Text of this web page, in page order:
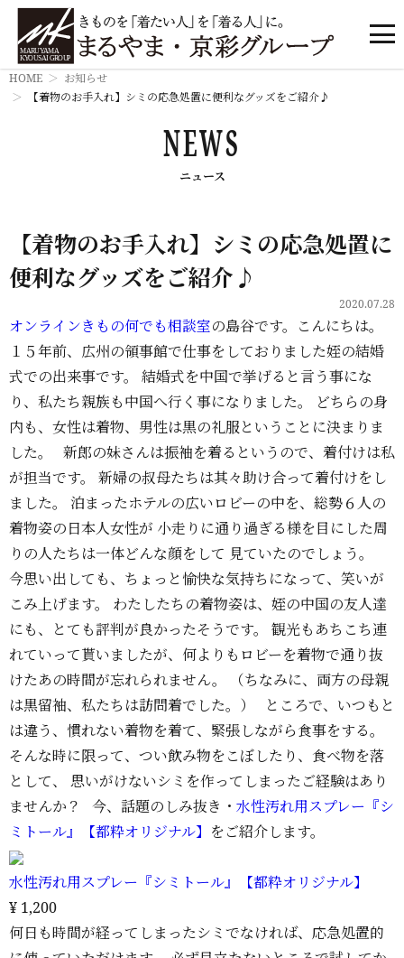
HOME
お知らせ
【着物のお手入れ】シミの応急処置に便利なグッズをご紹介♪
NEWS
ニュース
【着物のお手入れ】シミの応急処置に
便利なグッズをご紹介♪
2020.07.28
オンラインきもの何でも相談室の島谷です。こんにちは。
１５年前、広州の領事館で仕事をしておりました姪の結婚
式での出来事です。 結婚式を中国で挙げると言う事にな
り、私たち親族も中国へ行く事になりました。 どちらの身
内も、女性は着物、男性は黒の礼服ということに決まりま
した。 新郎の妹さんは振袖を着るというので、着付けは私
が担当です。 新婦の叔母たちは其々助け合って着付けをし
ました。 泊まったホテルの広いロビーの中を、総勢６人の
着物姿の日本人女性が 小走りに通り過ぎる様を目にした周
りの人たちは一体どんな顔をして 見ていたのでしょう。
今思い出しても、ちょっと愉快な気持ちになって、笑いが
こみ上げます。 わたしたちの着物姿は、姪の中国の友人達
にも、とても評判が良かったそうです。 観光もあちこち連
れていって貰いましたが、何よりもロビーを着物で通り抜
けたあの時間が忘れられません。 （ちなみに、両方の母親
は黒留袖、私たちは訪問着でした。） ところで、いつもと
は違う、慣れない着物を着て、緊張しながら食事をする。
そんな時に限って、つい飲み物をこぼしたり、食べ物を落
として、 思いがけないシミを作ってしまったご経験はあり
ませんか？ 今、話題のしみ抜き・ 水性汚れ用スプレー『シ
ミトール』【都粋オリジナル】 をご紹介します。
水性汚れ用スプレー『シミトール』【都粋オリジナル】
¥ 1,200
何日も時間が経ってしまったシミでなければ、応急処置的